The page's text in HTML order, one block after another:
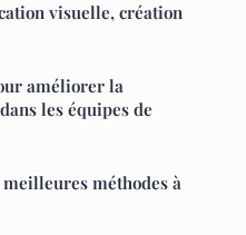
visuelle, création
améliorer la
les équipes de
méthodes à